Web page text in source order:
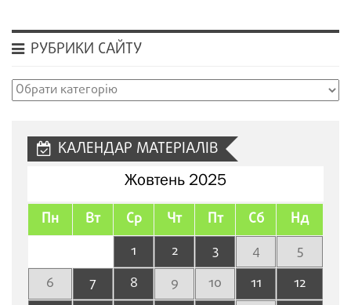
РУБРИКИ САЙТУ
Рубрики
КАЛЕНДАР МАТЕРІАЛІВ
Жовтень 2025
Пн Вт Ср Чт Пт Сб Нд
1 2 3 4
5
6
7 8 9 10 11
12